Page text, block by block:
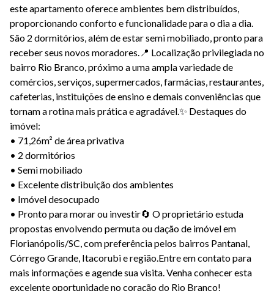
este apartamento oferece ambientes bem distribuídos,
proporcionando conforto e funcionalidade para o dia a dia.
São 2 dormitórios, além de estar semi mobiliado, pronto para
receber seus novos moradores.📍 Localização privilegiada no
bairro Rio Branco, próximo a uma ampla variedade de
comércios, serviços, supermercados, farmácias, restaurantes,
cafeterias, instituições de ensino e demais conveniências que
tornam a rotina mais prática e agradável.✨ Destaques do
imóvel:
• 71,26m² de área privativa
• 2 dormitórios
• Semi mobiliado
• Excelente distribuição dos ambientes
• Imóvel desocupado
• Pronto para morar ou investir🔄 O proprietário estuda
propostas envolvendo permuta ou dação de imóvel em
Florianópolis/SC, com preferência pelos bairros Pantanal,
Córrego Grande, Itacorubi e região.Entre em contato para
mais informações e agende sua visita. Venha conhecer esta
excelente oportunidade no coração do Rio Branco!